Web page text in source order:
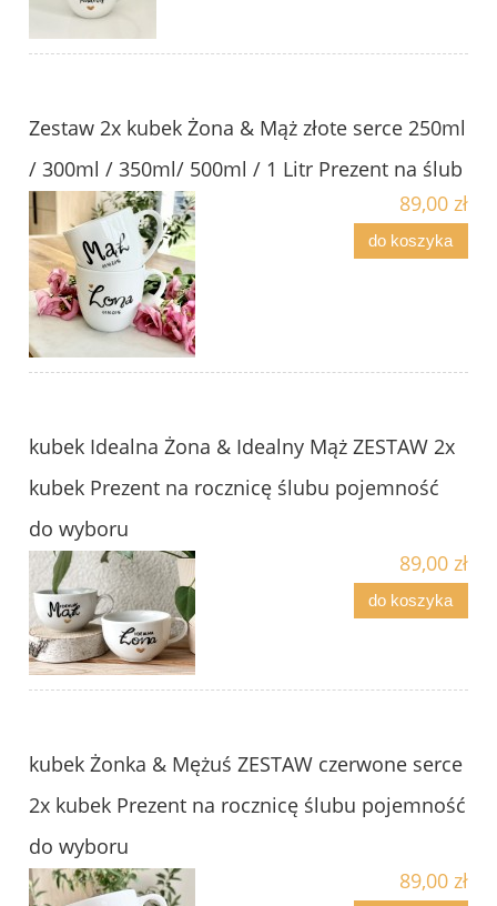
Zestaw 2x kubek Żona & Mąż złote serce 250ml
/ 300ml / 350ml/ 500ml / 1 Litr Prezent na ślub
89,00 zł
do koszyka
kubek Idealna Żona & Idealny Mąż ZESTAW 2x
kubek Prezent na rocznicę ślubu pojemność
do wyboru
89,00 zł
do koszyka
kubek Żonka & Mężuś ZESTAW czerwone serce
2x kubek Prezent na rocznicę ślubu pojemność
do wyboru
89,00 zł